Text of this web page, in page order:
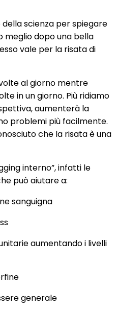
scienza per spiegare
meglio dopo una bella
vale per la risata di
al giorno mentre
in un giorno. Più ridiamo
aumenterà la
problemi più facilmente.
che la risata è una
interno”, infatti le
può aiutare a:
sanguigna
aumentando i livelli
generale